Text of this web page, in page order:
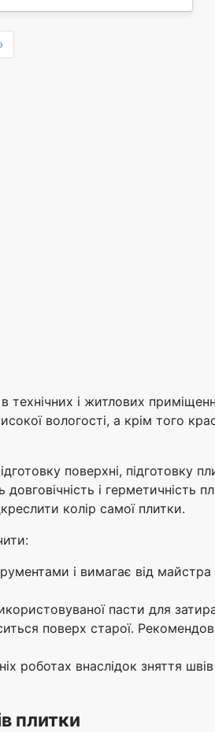
і житлових
вологості, а крім того
поверхні, підготовку
і герметичність
колір самої плитки.
і вимагає від
пасти для
поверх старої.
роботах внаслідок зняття
плитки